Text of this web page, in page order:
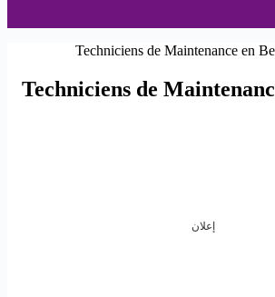
Techniciens de
إعلان